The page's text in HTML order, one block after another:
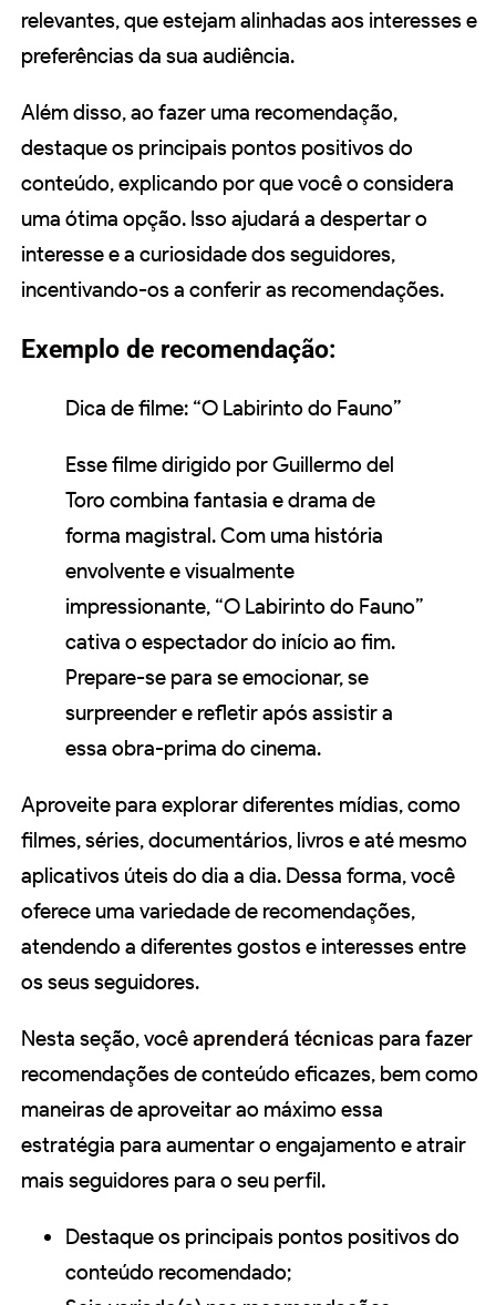
relevantes, que estejam alinhadas aos interesses e
preferências da sua audiência.
Além disso, ao fazer uma recomendação,
destaque os principais pontos positivos do
conteúdo, explicando por que você o considera
uma ótima opção. Isso ajudará a despertar o
interesse e a curiosidade dos seguidores,
incentivando-os a conferir as recomendações.
Exemplo de recomendação:
Dica de filme: “O Labirinto do Fauno”
Esse filme dirigido por Guillermo del
Toro combina fantasia e drama de
forma magistral. Com uma história
envolvente e visualmente
impressionante, “O Labirinto do Fauno”
cativa o espectador do início ao fim.
Prepare-se para se emocionar, se
surpreender e refletir após assistir a
essa obra-prima do cinema.
Aproveite para explorar diferentes mídias, como
filmes, séries, documentários, livros e até mesmo
aplicativos úteis do dia a dia. Dessa forma, você
oferece uma variedade de recomendações,
atendendo a diferentes gostos e interesses entre
os seus seguidores.
Nesta seção, vocêaprenderá técnicas para fazer
recomendações de conteúdo eficazes, bem como
maneiras de aproveitar ao máximo essa
estratégia para aumentar o engajamento e atrair
mais seguidores para o seu perfil.
Destaque os principais pontos positivos do
conteúdo recomendado;